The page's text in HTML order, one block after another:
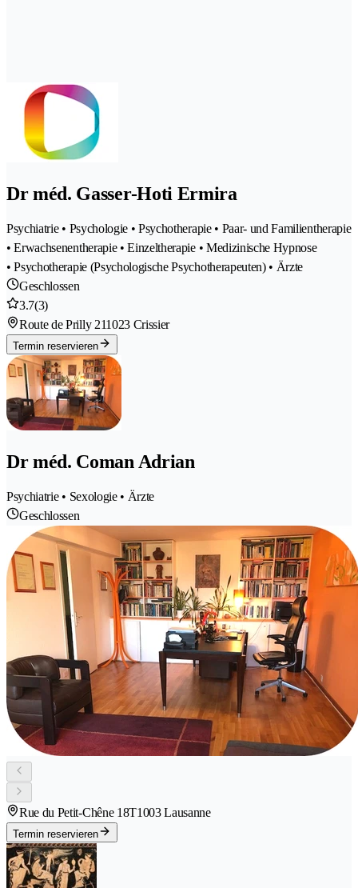
Dr méd. Gasser-Hoti Ermira
Psychiatrie • Psychologie • Psychotherapie • Paar- und Familientherapie
• Erwachsenentherapie • Einzeltherapie • Medizinische Hypnose
• Psychotherapie (Psychologische Psychotherapeuten) • Ärzte
Geschlossen
3.7(3)
Route de Prilly 211023 Crissier
Termin reservieren
Dr méd. Coman Adrian
Psychiatrie • Sexologie • Ärzte
Geschlossen
Rue du Petit-Chêne 18T1003 Lausanne
Termin reservieren